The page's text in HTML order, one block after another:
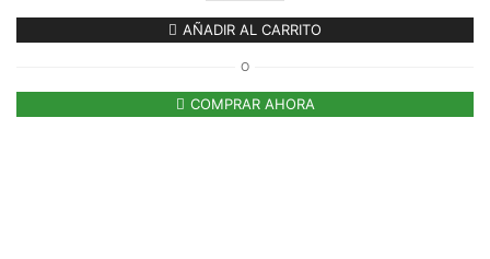
AÑADIR AL CARRITO
O
COMPRAR AHORA